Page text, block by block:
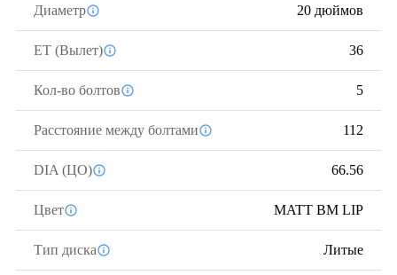
Диаметр 20 дюймов
ЕТ (Вылет) 36
Кол-во болтов 5
Расстояние между болтами 112
DIA (ЦО) 66.56
Цвет MATT BM LIP
Тип диска Литые